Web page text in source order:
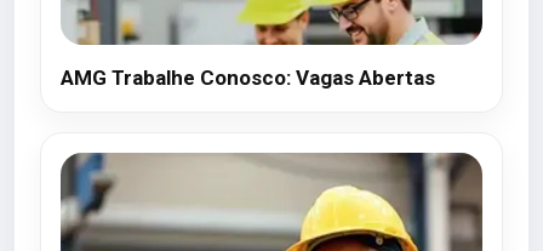
AMG Trabalhe Conosco: Vagas Abertas